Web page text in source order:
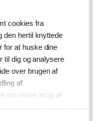
cookies fra
den hertil knyttede
for at huske dine
til dig og analysere
over brugen af
af
om vores brug af
hjælp?